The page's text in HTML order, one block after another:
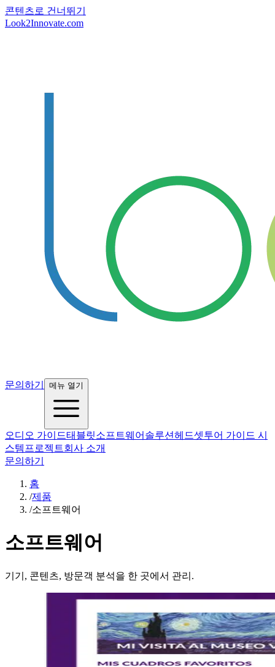
콘텐츠로 건너뛰기
Look2Innovate.com
문의하기 메뉴 열기
오디오 가이드태블릿소프트웨어 솔루션헤드셋투어 가이드 시
스템 프로젝트회사 소개
문의하기
홈
/제품
/소프트웨어
소프트웨어
기기, 콘텐츠, 방문객 분석을 한 곳에서 관리.